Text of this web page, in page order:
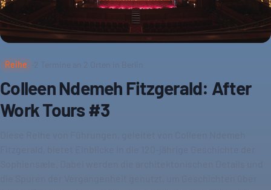
Reihe ·2 Termine an 2 Orten in Berlin
Colleen Ndemeh Fitzgerald: After
Work Tours #3